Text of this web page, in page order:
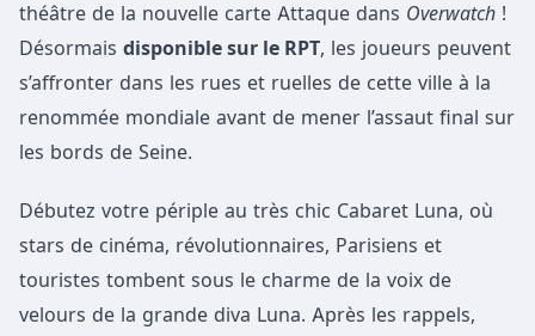
théâtre de la nouvelle carte Attaque dans Overwatch !
Désormais disponible sur le RPT, les joueurs peuvent
s’affronter dans les rues et ruelles de cette ville à la
renommée mondiale avant de mener l’assaut final sur
les bords de Seine.
Débutez votre périple au très chic Cabaret Luna, où
stars de cinéma, révolutionnaires, Parisiens et
touristes tombent sous le charme de la voix de
velours de la grande diva Luna. Après les rappels,